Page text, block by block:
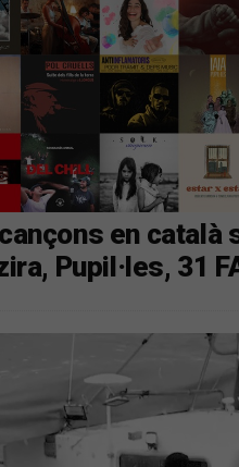
en català
Pupil·les, 31